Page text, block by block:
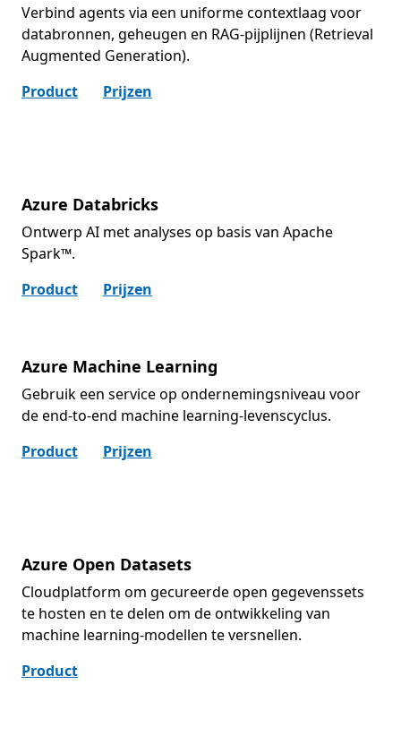
Verbind agents via een uniforme contextlaag voor
databronnen, geheugen en RAG-pijplijnen (Retrieval
Augmented Generation).
Product
Prijzen
Azure Databricks
Ontwerp AI met analyses op basis van Apache
Spark™.
Product
Prijzen
Azure Machine Learning
Gebruik een service op ondernemingsniveau voor
de end-to-end machine learning-levenscyclus.
Product
Prijzen
Azure Open Datasets
Cloudplatform om gecureerde open gegevenssets
te hosten en te delen om de ontwikkeling van
machine learning-modellen te versnellen.
Product